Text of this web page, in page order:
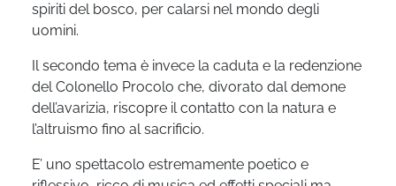
spiriti del bosco, per calarsi nel mondo degli
uomini.
Il secondo tema è invece la caduta e la redenzione
del Colonello Procolo che, divorato dal demone
dell’avarizia, riscopre il contatto con la natura e
l’altruismo fino al sacrificio.
E’ uno spettacolo estremamente poetico e